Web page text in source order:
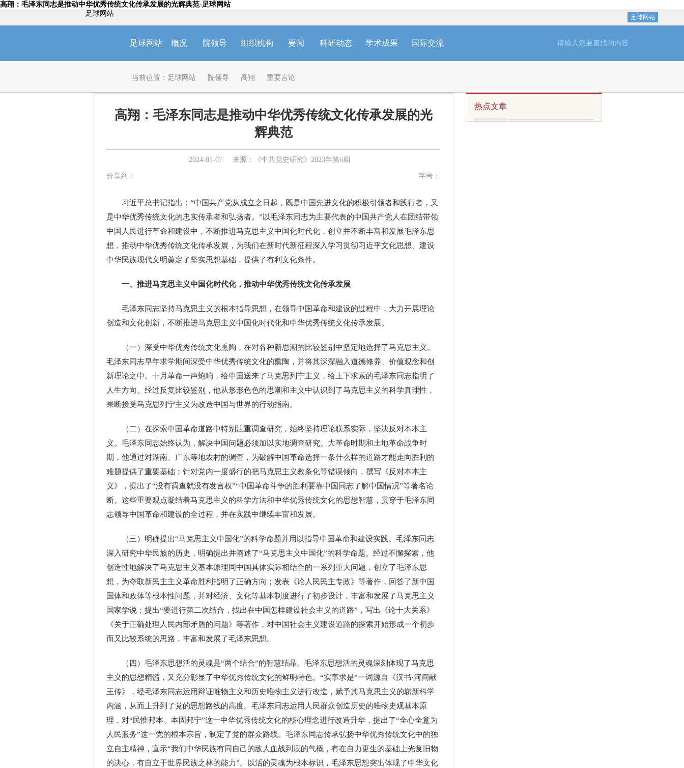
高翔：毛泽东同志是推动中华优秀传统文化传承发展的光辉典范-足球网站
足球网站
足球网站
足球网站 概况 院领导 组织机构 要闻 科研动态 学术成果 国际交流
当前位置： 足球网站 院领导 高翔 重要言论
高翔：毛泽东同志是推动中华优秀传统文化传承发展的光
辉典范
2024-01-07 来源：《中共党史研究》2023年第6期
分享到： 字号：
习近平总书记指出：“中国共产党从成立之日起，既是中国先进文化的积极引领者和践行者，又
是中华优秀传统文化的忠实传承者和弘扬者。”以毛泽东同志为主要代表的中国共产党人在团结带领
中国人民进行革命和建设中，不断推进马克思主义中国化时代化，创立并不断丰富和发展毛泽东思
想，推动中华优秀传统文化传承发展，为我们在新时代新征程深入学习贯彻习近平文化思想、建设
中华民族现代文明奠定了坚实思想基础，提供了有利文化条件。
一、推进马克思主义中国化时代化，推动中华优秀传统文化传承发展
毛泽东同志坚持马克思主义的根本指导思想，在领导中国革命和建设的过程中，大力开展理论
创造和文化创新，不断推进马克思主义中国化时代化和中华优秀传统文化传承发展。
（一）深受中华优秀传统文化熏陶，在对各种新思潮的比较鉴别中坚定地选择了马克思主义。
毛泽东同志早年求学期间深受中华优秀传统文化的熏陶，并将其深深融入道德修养、价值观念和创
新理论之中。十月革命一声炮响，给中国送来了马克思列宁主义，给上下求索的毛泽东同志指明了
人生方向。经过反复比较鉴别，他从形形色色的思潮和主义中认识到了马克思主义的科学真理性，
果断接受马克思列宁主义为改造中国与世界的行动指南。
（二）在探索中国革命道路中特别注重调查研究，始终坚持理论联系实际，坚决反对本本主
义。毛泽东同志始终认为，解决中国问题必须加以实地调查研究。大革命时期和土地革命战争时
期，他通过对湖南、广东等地农村的调查，为破解中国革命选择一条什么样的道路才能走向胜利的
难题提供了重要基础；针对党内一度盛行的把马克思主义教条化等错误倾向，撰写《反对本本主
义》，提出了“没有调查就没有发言权”“中国革命斗争的胜利要靠中国同志了解中国情况”等著名论
断。这些重要观点凝结着马克思主义的科学方法和中华优秀传统文化的思想智慧，贯穿于毛泽东同
志领导中国革命和建设的全过程，并在实践中继续丰富和发展。
（三）明确提出“马克思主义中国化”的科学命题并用以指导中国革命和建设实践。毛泽东同志
深入研究中华民族的历史，明确提出并阐述了“马克思主义中国化”的科学命题。经过不懈探索，他
创造性地解决了马克思主义基本原理同中国具体实际相结合的一系列重大问题，创立了毛泽东思
想，为夺取新民主主义革命胜利指明了正确方向；发表《论人民民主专政》等著作，回答了新中国
国体和政体等根本性问题，并对经济、文化等基本制度进行了初步设计，丰富和发展了马克思主义
国家学说；提出“要进行第二次结合，找出在中国怎样建设社会主义的道路”，写出《论十大关系》
《关于正确处理人民内部矛盾的问题》等著作，对中国社会主义建设道路的探索开始形成一个初步
而又比较系统的思路，丰富和发展了毛泽东思想。
（四）毛泽东思想活的灵魂是“两个结合”的智慧结晶。毛泽东思想活的灵魂深刻体现了马克思
主义的思想精髓，又充分彰显了中华优秀传统文化的鲜明特色。“实事求是”一词源自《汉书·河间献
王传》，经毛泽东同志运用辩证唯物主义和历史唯物主义进行改造，赋予其马克思主义的崭新科学
内涵，从而上升到了党的思想路线的高度。毛泽东同志运用人民群众创造历史的唯物史观基本原
理，对“民惟邦本、本固邦宁”这一中华优秀传统文化的核心理念进行改造升华，提出了“全心全意为
人民服务”这一党的根本宗旨，制定了党的群众路线。毛泽东同志传承弘扬中华优秀传统文化中的独
立自主精神，宣示“我们中华民族有同自己的敌人血战到底的气概，有在自力更生的基础上光复旧物
的决心，有自立于世界民族之林的能力”。以活的灵魂为根本标识，毛泽东思想突出体现了中华文化
热点文章